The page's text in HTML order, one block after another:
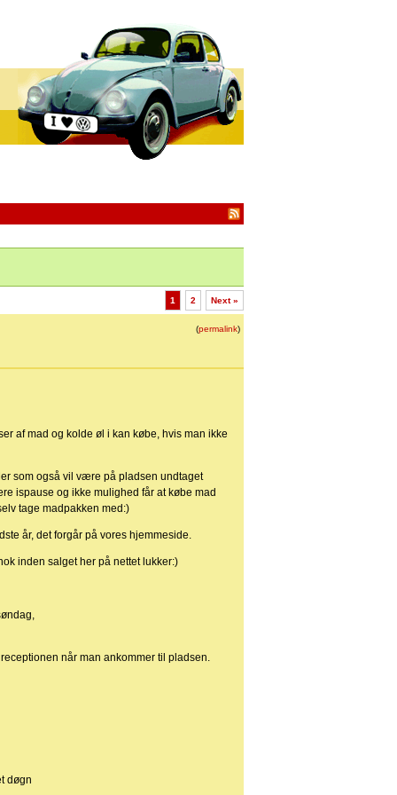
1 2 Next »
(permalink)
af mad og kolde øl i kan købe, hvis man ikke
som også vil være på pladsen undtaget
ispause og ikke mulighed får at købe mad
tage madpakken med:)
år, det forgår på vores hjemmeside.
inden salget her på nettet lukker:)
når man ankommer til pladsen.
døgn